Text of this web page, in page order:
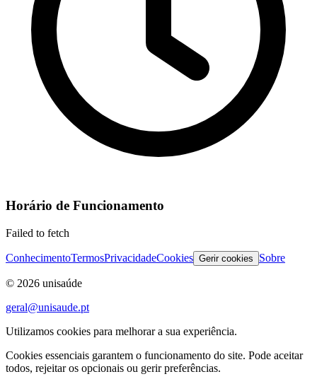
Horário de Funcionamento
Failed to fetch
ConhecimentoTermosPrivacidadeCookies Gerir cookies Sobre
© 2026 unisaúde
geral@unisaude.pt
Utilizamos cookies para melhorar a sua experiência.
Cookies essenciais garantem o funcionamento do site. Pode aceitar
todos, rejeitar os opcionais ou gerir preferências.